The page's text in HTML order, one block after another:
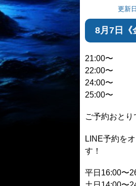
更新
8月7日《
21:00〜
22:00〜
24:00〜
25:00〜
ご予約おとり
LINE予約を
す！
平日16:00〜